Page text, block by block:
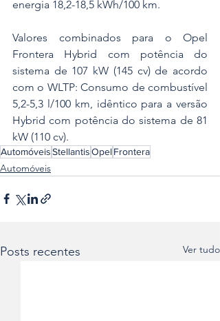
energia 18,2-18,5 kWh/100 km.
Valores combinados para o Opel
Frontera Hybrid com potência do
sistema de 107 kW (145 cv) de acordo
com o WLTP: Consumo de combustível
5,2-5,3 l/100 km, idêntico para a versão
Hybrid com potência do sistema de 81
kW (110 cv).
AutomóveisStellantisOpel Frontera
Automóveis
Posts recentes Ver tudo